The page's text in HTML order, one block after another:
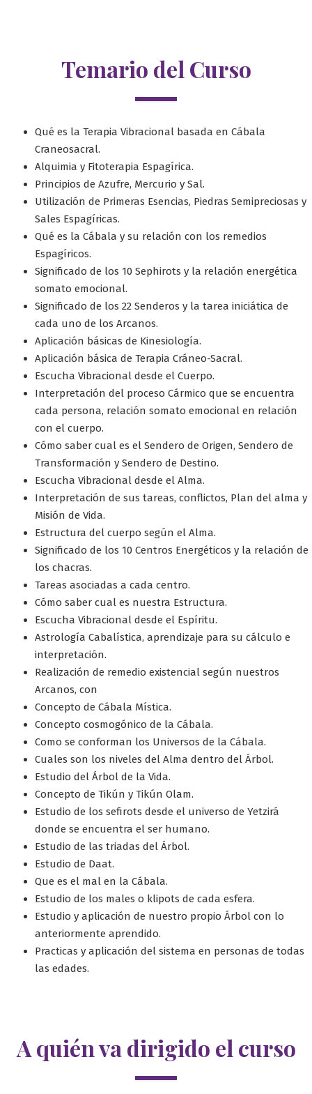
Temario del Curso
Qué es la Terapia Vibracional basada en Cábala
Craneosacral.
Alquimia y Fitoterapia Espagírica.
Principios de Azufre, Mercurio y Sal.
Utilización de Primeras Esencias, Piedras Semipreciosas y
Sales Espagíricas.
Qué es la Cábala y su relación con los remedios
Espagíricos.
Significado de los 10 Sephirots y la relación energética
somato emocional.
Significado de los 22 Senderos y la tarea iniciática de
cada uno de los Arcanos.
Aplicación básicas de Kinesiología.
Aplicación básica de Terapia Cráneo-Sacral.
Escucha Vibracional desde el Cuerpo.
Interpretación del proceso Cármico que se encuentra
cada persona, relación somato emocional en relación
con el cuerpo.
Cómo saber cual es el Sendero de Origen, Sendero de
Transformación y Sendero de Destino.
Escucha Vibracional desde el Alma.
Interpretación de sus tareas, conflictos, Plan del alma y
Misión de Vida.
Estructura del cuerpo según el Alma.
Significado de los 10 Centros Energéticos y la relación de
los chacras.
Tareas asociadas a cada centro.
Cómo saber cual es nuestra Estructura.
Escucha Vibracional desde el Espíritu.
Astrología Cabalística, aprendizaje para su cálculo e
interpretación.
Realización de remedio existencial según nuestros
Arcanos, con
Concepto de Cábala Mística.
Concepto cosmogónico de la Cábala.
Como se conforman los Universos de la Cábala.
Cuales son los niveles del Alma dentro del Árbol.
Estudio del Árbol de la Vida.
Concepto de Tikún y Tikún Olam.
Estudio de los sefirots desde el universo de Yetzirá
donde se encuentra el ser humano.
Estudio de las triadas del Árbol.
Estudio de Daat.
Que es el mal en la Cábala.
Estudio de los males o klipots de cada esfera.
Estudio y aplicación de nuestro propio Árbol con lo
anteriormente aprendido.
Practicas y aplicación del sistema en personas de todas
las edades.
A quién va dirigido el curso